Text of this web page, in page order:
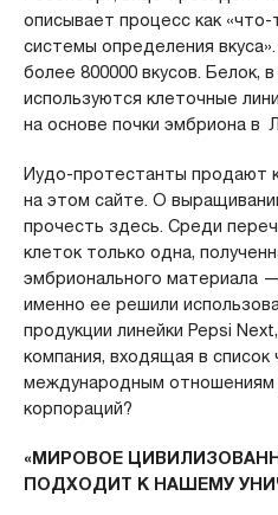
описывает процесс как
системы определения
более 800000 вкусов. Белок,
используются клеточные
на основе почки эмбриона в
Иудо-протестанты продают
на этом сайте. О
прочесть здесь. Среди
клеток только одна,
эмбрионального материала
именно ее решили
продукции линейки Pepsi
компания, входящая в
международным отношениям
корпораций?
«МИРОВОЕ
ПОДХОДИТ К НАШЕМУ